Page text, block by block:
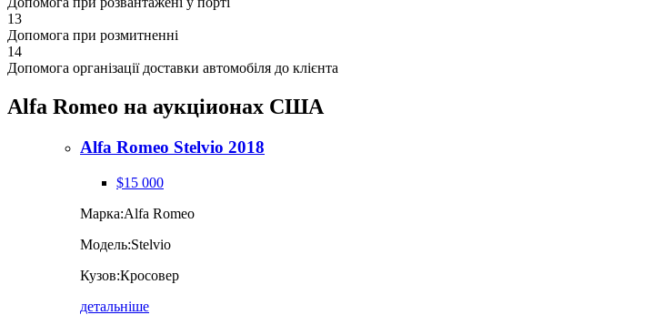
13
Допомога при розмитненні
14
Допомога організації доставки автомобіля до клієнта
Alfa Romeo на аукціионах США
Alfa Romeo Stelvio 2018
$15 000
Марка:Alfa Romeo
Модель:Stelvio
Кузов:Кросовер
детальніше